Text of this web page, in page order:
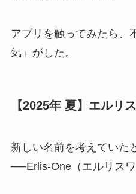
アプリを触ってみたら、
気」がした。
【2025年 夏】エルリ
新しい名前を考えていた
──Erlis-One（エルリスワ